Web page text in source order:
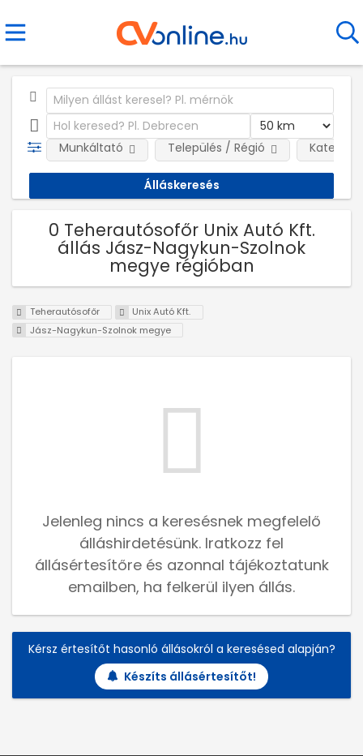
Munkáltató Település / Régió
0 Teherautósofőr Unix Autó Kft.
állás Jász-Nagykun-Szolnok
megye régióban
Teherautósofőr
Unix Autó Kft.
Jász-Nagykun-Szolnok megye
Jelenleg nincs a keresésnek megfelelő
álláshirdetésünk. Iratkozz fel
állásértesítőre és azonnal tájékoztatunk
emailben, ha felkerül ilyen állás.
Kérsz értesítőt hasonló állásokról a keresésed alapján?
Készíts állásértesítőt!